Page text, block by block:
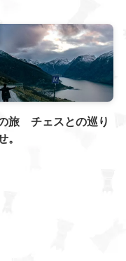
旅 チェスとの巡り
。